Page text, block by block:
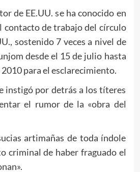
de EE.UU. se ha conocido en
contacto de trabajo del círculo
sostenido 7 veces a nivel de
desde el 15 de julio hasta
para el esclarecimiento.
instigó por detrás a los títeres
el rumor de la «obra del
artimañas de toda índole
criminal de haber fraguado el